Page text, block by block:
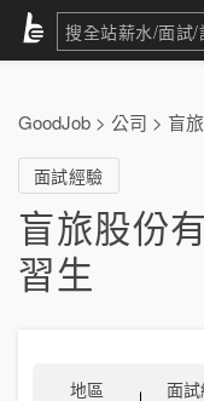
GoodJob > 公司 > 盲
面試經驗
盲旅股份
習生
地區 面